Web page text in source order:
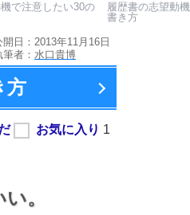
で注意したい30の
履歴書の志望動
書き方
開日：2013年11月16日
筆者： 水口貴博
方
。